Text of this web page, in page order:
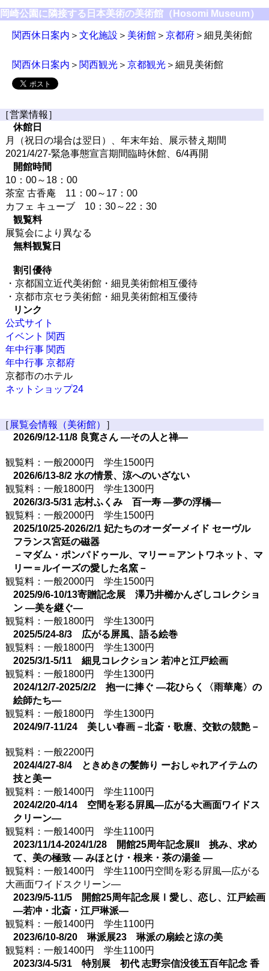
岡崎公園に隣接する日本美術の美術館（Hosomi Museum）
関西休日案内 ＞ 文化施設 ＞ 美術館 ＞ 京都府 ＞細見美術館
関西休日案内 ＞ 関西観光 ＞ 京都観光 ＞細見美術館
［営業情報］
休館日
月（祝日の場合は翌日）、年末年始、展示替え期間
2021/4/27-緊急事態宣言期間臨時休館、6/4再開
開館時間
10：00～18：00
茶室 古香庵 11：00～17：00
カフェ キューブ 10：30～22：30
観覧料
展覧会により異なる
無料観覧日
割引優待
・京都国立近代美術館・細見美術館相互優待
・京都市京セラ美術館・細見美術館相互優待
リンク
公式サイト
イベント 関西
年中行事 関西
年中行事 京都府
京都市のホテル
ネットショップ24
［ 展覧会情報（美術館）
］
2026/9/12-11/8 良寛さん ―その人と禅―
観覧料：一般2000円 学生1500円
2026/6/13-8/2 水の情景、涼へのいざない
観覧料：一般1800円 学生1300円
2026/3/3-5/31 志村ふくみ 百一寿 ―夢の浮橋―
観覧料：一般2000円 学生1500円
2025/10/25-2026/2/1 妃たちのオーダーメイド セーヴル
フランス宮廷の磁器
－マダム・ポンパドゥール、マリー＝アントワネット、マ
リー＝ルイーズの愛した名窯－
観覧料：一般2000円 学生1500円
2025/9/6-10/13寄贈記念展 澤乃井櫛かんざしコレクショ
ン ―美を継ぐ―
観覧料：一般1800円 学生1300円
2025/5/24-8/3 広がる屏風、語る絵巻
観覧料：一般1800円 学生1300円
2025/3/1-5/11 細見コレクション 若冲と江戸絵画
観覧料：一般1800円 学生1300円
2024/12/7-2025/2/2 抱一に捧ぐ ―花ひらく〈雨華庵〉の
絵師たち―
観覧料：一般1800円 学生1300円
2024/9/7-11/24 美しい春画－北斎・歌麿、交歓の競艶－
観覧料：一般2200円
2024/4/27-8/4 ときめきの髪飾り ーおしゃれアイテムの
技と美ー
観覧料：一般1400円 学生1100円
2024/2/20-4/14 空間を彩る屛風―広がる大画面ワイドス
クリーン―
観覧料：一般1400円 学生1100円
2023/11/14-2024/1/28 開館25周年記念展II 挑み、求め
て、美の極致 ― みほとけ・根来・茶の湯釜 ―
観覧料：一般1400円 学生1100円空間を彩る屛風―広がる
大画面ワイドスクリーン―
2023/9/5-11/5 開館25周年記念展Ⅰ愛し、恋し、江戸絵画
―若冲・北斎・江戸琳派―
観覧料：一般1400円 学生1100円
2023/6/10-8/20 琳派展23 琳派の扇絵と涼の美
観覧料：一般1400円 学生1100円
2023/3/4-5/31 特別展 初代 志野宗信没後五百年記念 香